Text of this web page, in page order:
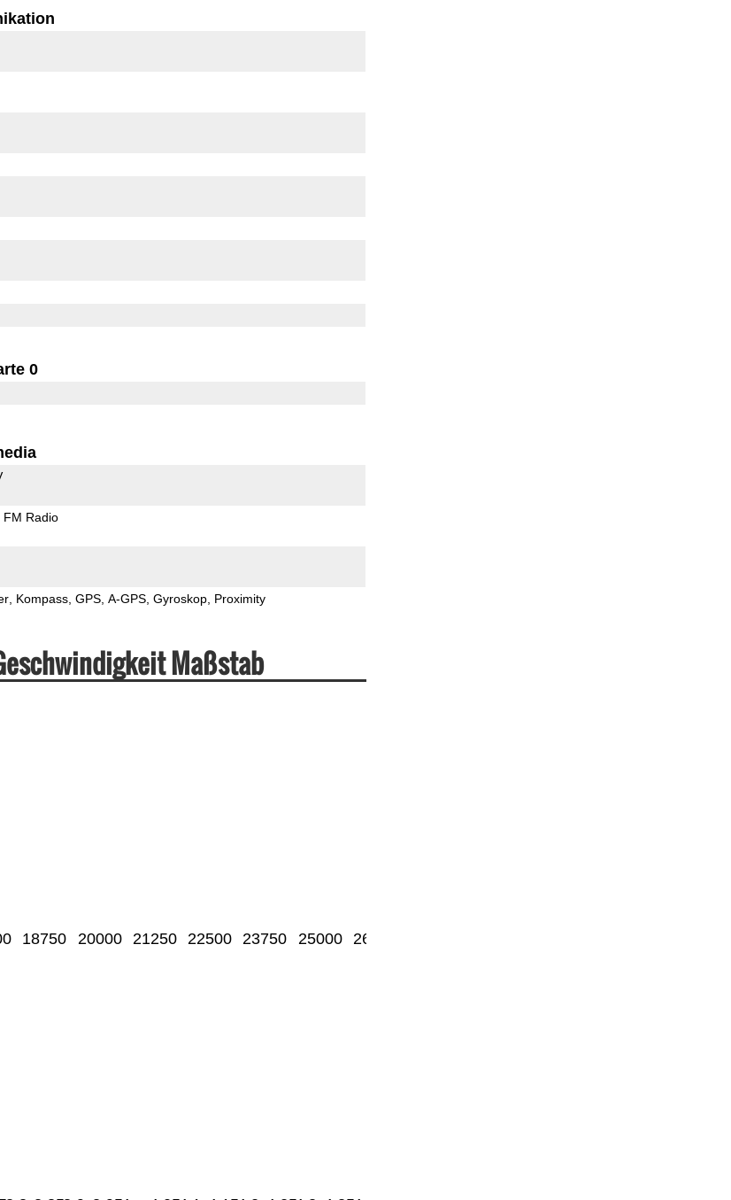
0
FM Radio
Kompass GPS A-GPS Gyroskop Proximity
Maßstab
18750 20000 21250 22500 23750 25000 26250